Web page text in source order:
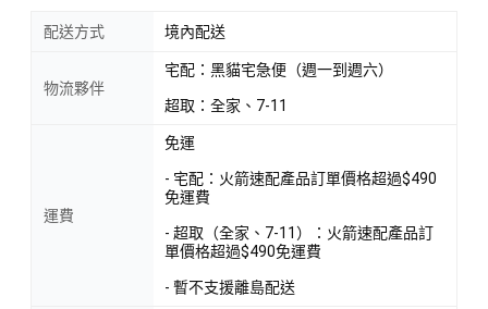
配送方式 境內配送
物流夥伴
宅配：黑貓宅急便（週一到週六）
超取：全家、7-11
運費
免運
- 宅配：火箭速配產品訂單價格超過$490
免運費
- 超取（全家、7-11）：火箭速配產品訂
單價格超過$490免運費
- 暫不支援離島配送